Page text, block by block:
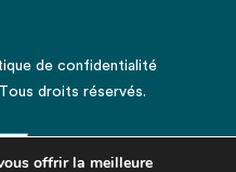
de confidentialité
droits réservés.
offrir la meilleure